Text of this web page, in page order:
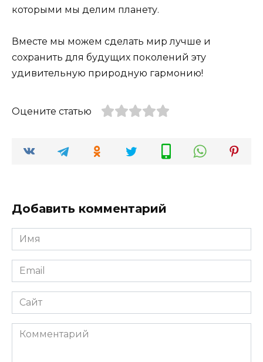
которыми мы делим планету.
Вместе мы можем сделать мир лучше и
сохранить для будущих поколений эту
удивительную природную гармонию!
Оцените статью
Добавить комментарий
Имя
*
Email
*
Сайт
Комментарий